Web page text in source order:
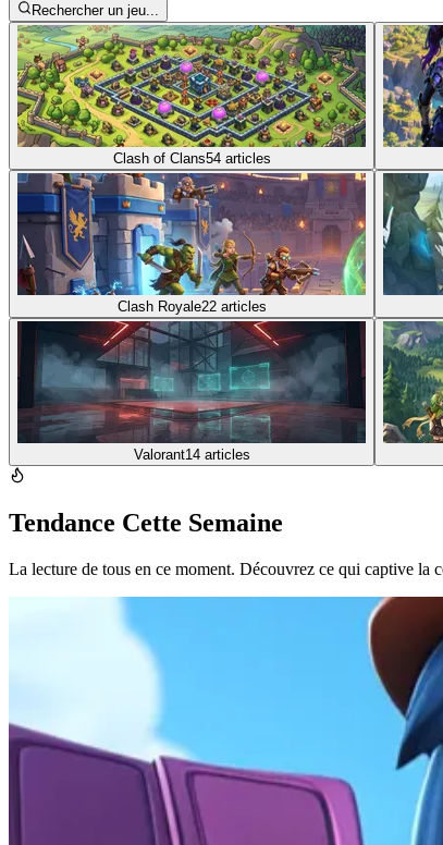
Rechercher un jeu...
Clash of Clans54 articles
Clash Royale22 articles
Valorant14 articles
Tendance Cette Semaine
La lecture de tous en ce moment. Découvrez ce qui captive la